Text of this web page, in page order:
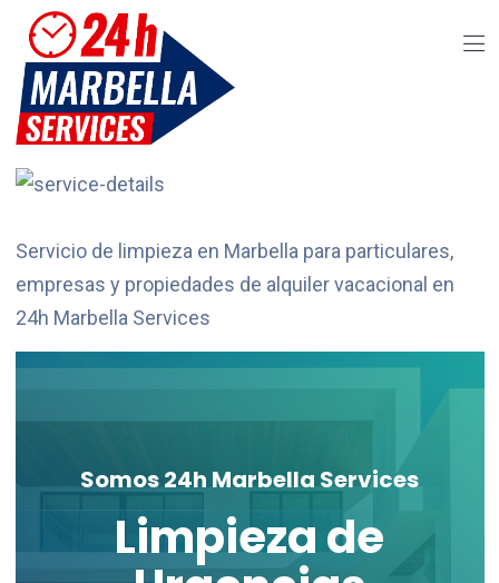
Servicio de limpieza en Marbella para particulares,
empresas y propiedades de alquiler vacacional en
24h Marbella Services
Limpieza para
Alquiler